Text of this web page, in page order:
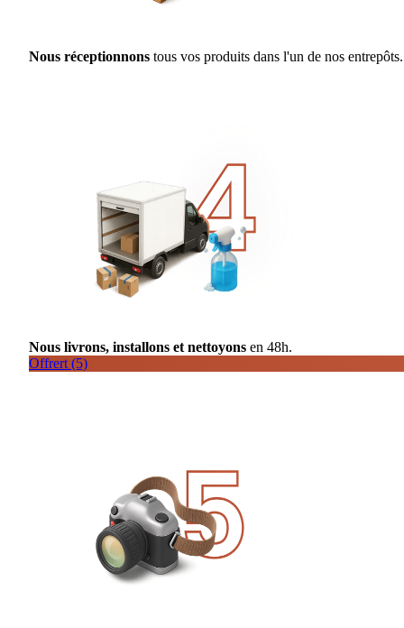
Nous réceptionnons tous vos produits dans l'un de nos entrepôts.
Nous livrons, installons et nettoyons en 48h.
Offrert (5)